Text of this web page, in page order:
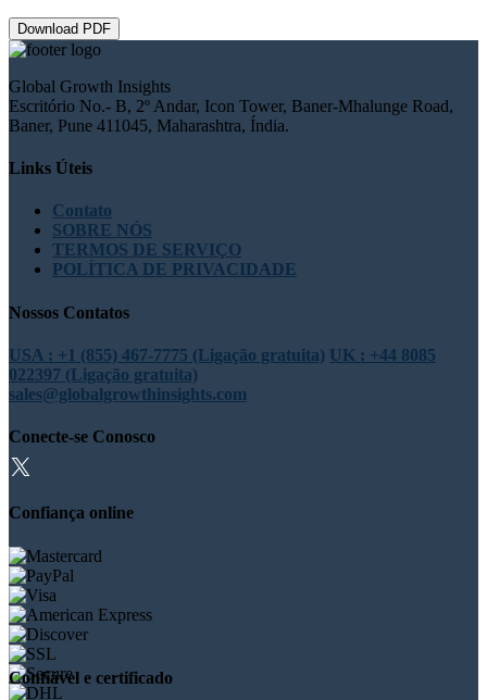
Download PDF
Global Growth Insights
Escritório No.- B, 2º Andar, Icon Tower, Baner-Mhalunge Road,
Baner, Pune 411045, Maharashtra, Índia.
Links Úteis
Contato
SOBRE NÓS
TERMOS DE SERVIÇO
POLÍTICA DE PRIVACIDADE
Nossos Contatos
USA : +1 (855) 467-7775 (Ligação gratuita) UK : +44 8085
022397 (Ligação gratuita)
sales@globalgrowthinsights.com
Conecte-se Conosco
Confiança online
Confiável e certificado